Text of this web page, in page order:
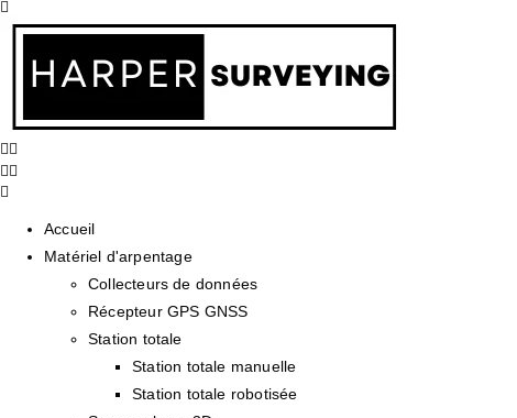
Accueil
Matériel d'arpentage
Collecteurs de données
Récepteur GPS GNSS
Station totale
Station totale manuelle
Station totale robotisée